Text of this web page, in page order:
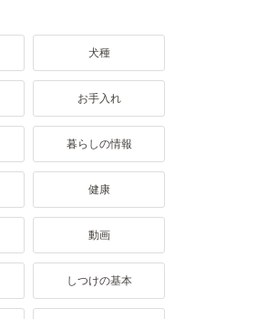
犬種
お手入れ
暮らしの情報
健康
動画
しつけの基本